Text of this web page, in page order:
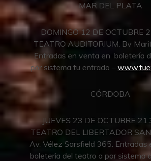
MAR DEL PLATA
DOMINGO 12 DE OCTUBRE
TEATRO AUDITORIUM. Bv
Entradas en venta en boletería
por sistema tu entrada –
CÓRDOBA
JUEVES 23 DE OCTUBRE
TEATRO DEL LIBERTADOR
Av. Vélez Sarsfield 365. Entradas
boleteria del teatro o por sistema